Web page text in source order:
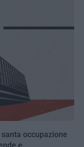
occupazione